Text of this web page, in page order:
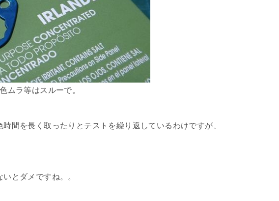
ムラ等はスルーで。
間を長く取ったりとテストを繰り返しているわけですが、
とダメですね。。